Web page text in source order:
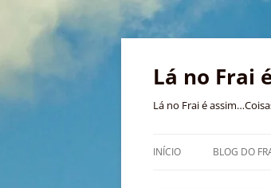
Pular
conteúdo
Lá no Frai
Lá no Frai é
INÍCIO BLOG DO